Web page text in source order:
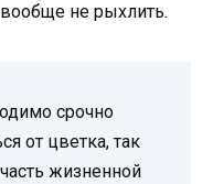
не рыхлить.
срочно
от цветка, так
жизненной